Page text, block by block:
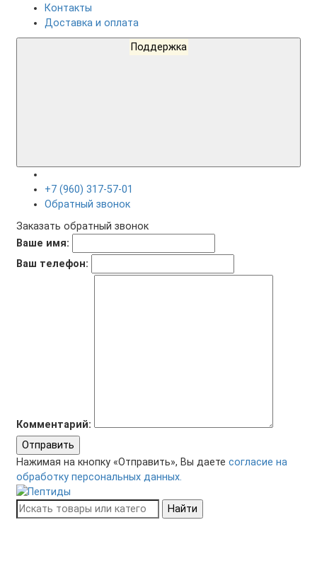
Контакты
Доставка и оплата
Поддержка
+7 (960) 317-57-01
Обратный звонок
Заказать обратный звонок
Ваше имя:
Ваш телефон:
Комментарий:
Отправить
Нажимая на кнопку «Отправить», Вы даете согласие на
обработку персональных данных.
Найти